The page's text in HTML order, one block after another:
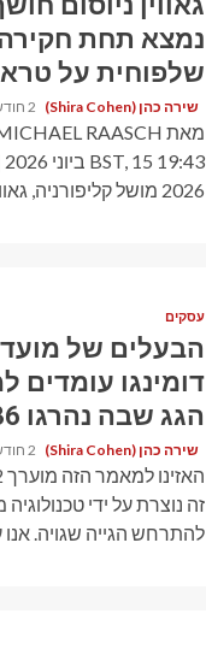
שלפוחית ​​על
שירה כהן (Shira Cohen) 2 חודשים ago
2026 מושל קליפורניה, גאווין ניוסום, אומר...
עסקים
הבעלים של
דומינגו
הגג שבה נהרגו 236
שירה כהן (Shira Cohen) 2 חודשים ago
זה נוצרת על ידי
להתרחש הגייה שגויה.